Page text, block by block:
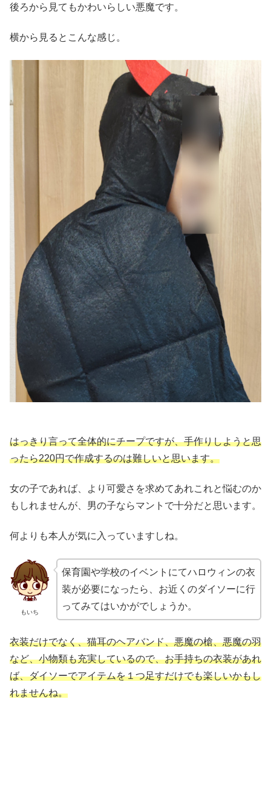
後ろから見てもかわいらしい悪魔です。
横から見るとこんな感じ。
はっきり言って全体的にチープですが、手作りしようと思
ったら220円で作成するのは難しいと思います。
女の子であれば、より可愛さを求めてあれこれと悩むのか
もしれませんが、男の子ならマントで十分だと思います。
何よりも本人が気に入っていますしね。
もいち
保育園や学校のイベントにてハロウィンの衣
装が必要になったら、お近くのダイソーに行
ってみてはいかがでしょうか。
衣装だけでなく、猫耳のヘアバンド、悪魔の槍、悪魔の羽
など、小物類も充実しているので、お手持ちの衣装があれ
ば、ダイソーでアイテムを１つ足すだけでも楽しいかもし
れませんね。